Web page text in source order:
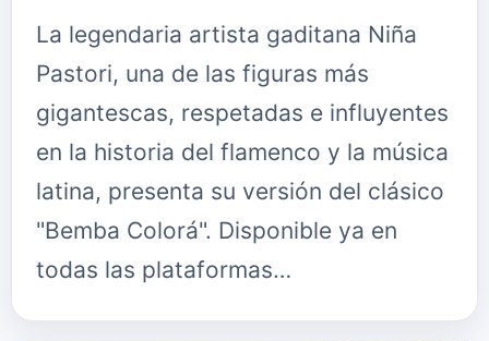
La legendaria artista gaditana Niña
Pastori, una de las figuras más
gigantescas, respetadas e influyentes
en la historia del flamenco y la música
latina, presenta su versión del clásico
"Bemba Colorá". Disponible ya en
todas las plataformas…